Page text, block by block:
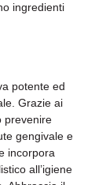
ingredienti
potente ed
Grazie ai
prevenire
gengivale e
incorpora
all’igiene